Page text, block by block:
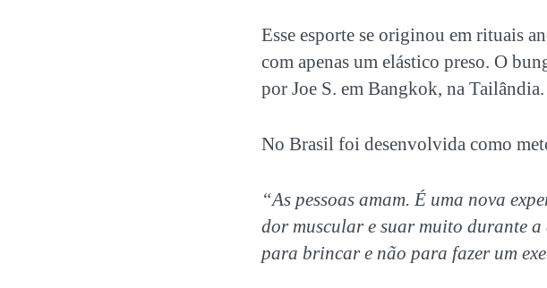
Esse esporte se originou em rituais
com apenas um elástico preso. O
por Joe S. em Bangkok, na Tailândia.
No Brasil foi desenvolvida como
“As pessoas amam. É uma nova
dor muscular e suar muito durante a
para brincar e não para fazer um